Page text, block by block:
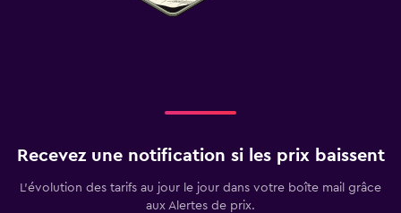
Recevez une notification si les prix baissent
L’évolution des tarifs au jour le jour dans votre boîte mail grâce
aux Alertes de prix.